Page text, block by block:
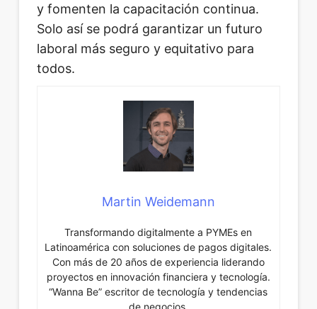
y fomenten la capacitación continua.
Solo así se podrá garantizar un futuro
laboral más seguro y equitativo para
todos.
Martin Weidemann
Transformando digitalmente a PYMEs en
Latinoamérica con soluciones de pagos digitales.
Con más de 20 años de experiencia liderando
proyectos en innovación financiera y tecnología.
“Wanna Be” escritor de tecnología y tendencias